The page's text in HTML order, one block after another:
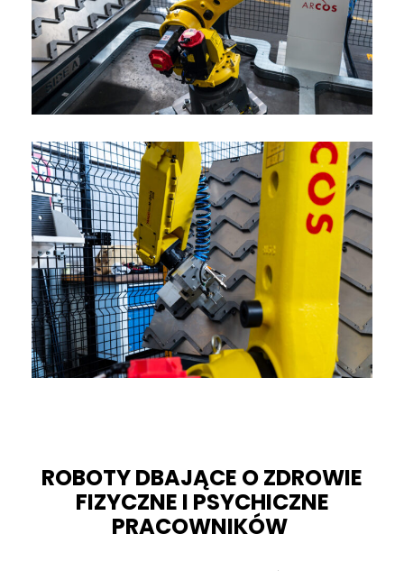
ROBOTY DBAJĄCE O ZDROWIE
FIZYCZNE I PSYCHICZNE
PRACOWNIKÓW